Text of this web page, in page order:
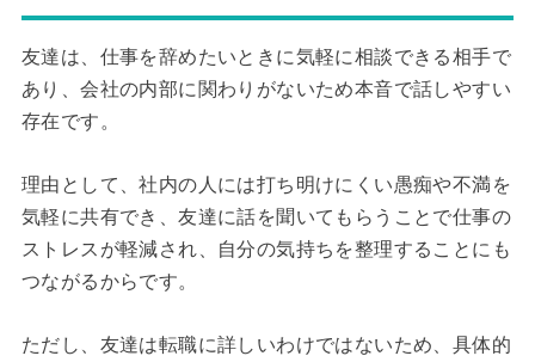
友達は、仕事を辞めたいときに気軽に相談できる相手で
あり、会社の内部に関わりがないため本音で話しやすい
存在です。
理由として、社内の人には打ち明けにくい愚痴や不満を
気軽に共有でき、友達に話を聞いてもらうことで仕事の
ストレスが軽減され、自分の気持ちを整理することにも
つながるからです。
ただし、友達は転職に詳しいわけではないため、具体的